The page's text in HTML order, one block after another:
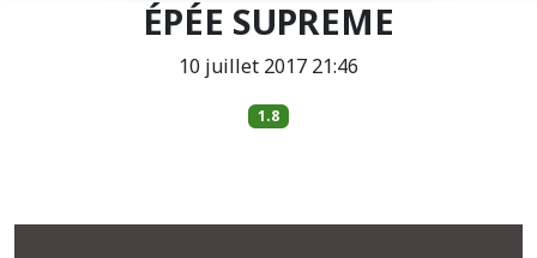
ÉPÉE SUPREME
10 juillet 2017 21:46
1.8